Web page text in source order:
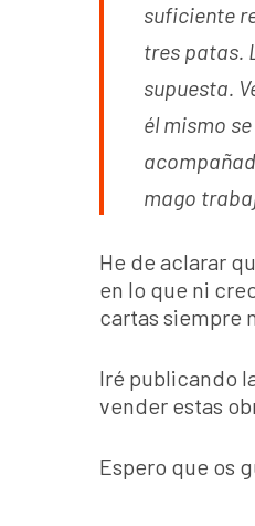
suficiente
tres patas.
supuesta.
él mismo
mago
He de aclarar
en lo que ni
cartas siempre
Iré publicando
vender estas
Espero que os